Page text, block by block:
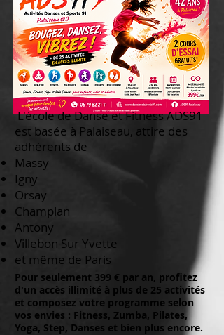
L'école de Danse et Fitness ADS91
est basée à Palaiseau, attire des
adhérents de
Massy
Igny
Orsay
Champlan
Antony
Villebon Sur Yvette
et même de Paris
Pour seulement 399 € par an, profitez
d'un accès illimité à plus de 25 activités
et composez votre programme selon
vos envies : Fitness, Zumba, Pilates,
Yoga, Step, Danses et bien plus encore.